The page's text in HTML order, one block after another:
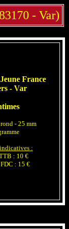
- Var)
France
- Var
- 25 mm
:
: 10 €
FDC : 15 €